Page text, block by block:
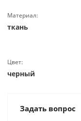
Материал:
ткань
Цвет:
черный
Задать вопрос